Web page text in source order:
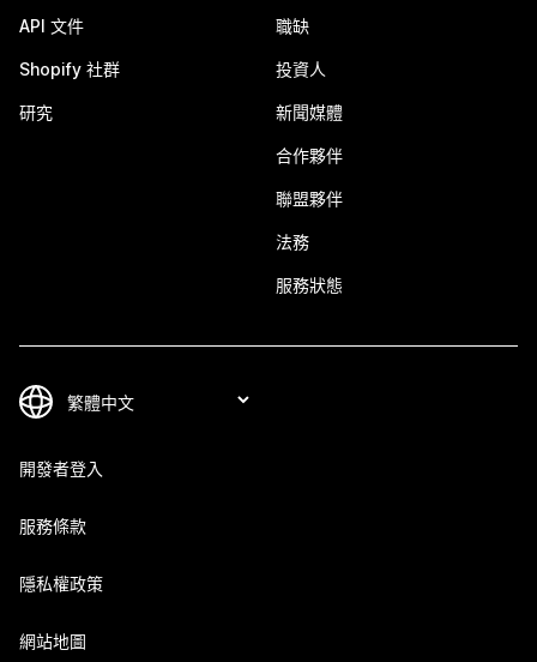
API 文件
Shopify 社群
研究
職缺
投資人
新聞媒體
合作夥伴
聯盟夥伴
法務
服務狀態
開發者登入
服務條款
隱私權政策
網站地圖